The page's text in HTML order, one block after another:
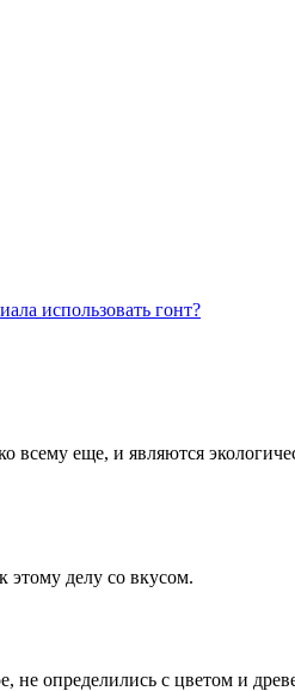
использовать гонт?
всему еще, и являются
этому делу со вкусом.
не определились с цветом и